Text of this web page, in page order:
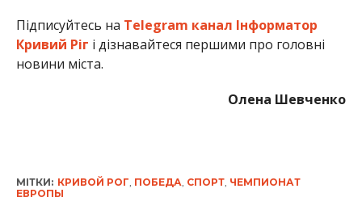
Підписуйтесь на Telegram канал Інформатор
Кривий Ріг і дізнавайтеся першими про головні
новини міста.
Олена Шевченко
МІТКИ: КРИВОЙ РОГ, ПОБЕДА, СПОРТ, ЧЕМПИОНАТ
ЕВРОПЫ